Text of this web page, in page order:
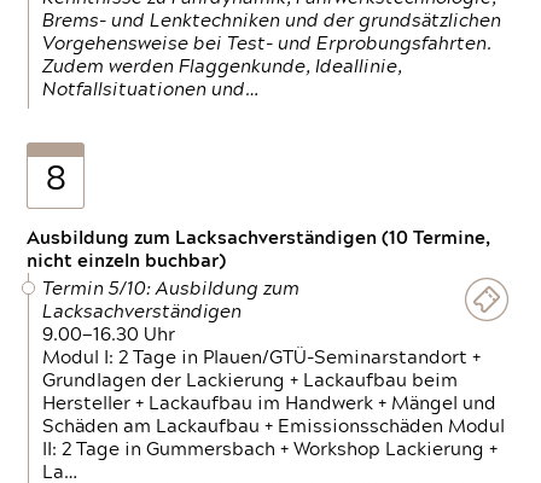
Brems- und Lenktechniken und der grundsätzlichen
Vorgehensweise bei Test- und Erprobungsfahrten.
Zudem werden Flaggenkunde, Ideallinie,
Notfallsituationen und…
8
Ausbildung zum Lacksachverständigen (10 Termine,
nicht einzeln buchbar)
Termin 5/10: Ausbildung zum
Lacksachverständigen
9.00—16.30 Uhr
Modul I: 2 Tage in Plauen/GTÜ-Seminarstandort +
Grundlagen der Lackierung + Lackaufbau beim
Hersteller + Lackaufbau im Handwerk + Mängel und
Schäden am Lackaufbau + Emissionsschäden Modul
II: 2 Tage in Gummersbach + Workshop Lackierung +
La…